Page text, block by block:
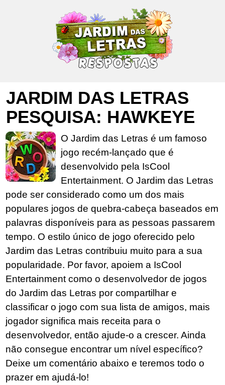
JARDIM DAS LETRAS
PESQUISA: HAWKEYE
O Jardim das Letras é um famoso
jogo recém-lançado que é
desenvolvido pela IsCool
Entertainment. O Jardim das Letras
pode ser considerado como um dos mais
populares jogos de quebra-cabeça baseados em
palavras disponíveis para as pessoas passarem
tempo. O estilo único de jogo oferecido pelo
Jardim das Letras contribuiu muito para a sua
popularidade. Por favor, apoiem a IsCool
Entertainment como o desenvolvedor de jogos
do Jardim das Letras por compartilhar e
classificar o jogo com sua lista de amigos, mais
jogador significa mais receita para o
desenvolvedor, então ajude-o a crescer. Ainda
não consegue encontrar um nível específico?
Deixe um comentário abaixo e teremos todo o
prazer em ajudá-lo!